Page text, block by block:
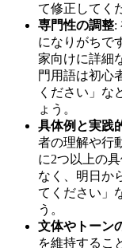
て修正してく
専門性の調整:
になりがちで
家向けに詳細
門用語は初心
ください」な
ょう。
具体例と実践
者の理解や行
に2つ以上の
なく、明日か
てください」
う。
文体やトーン
を維持するこ